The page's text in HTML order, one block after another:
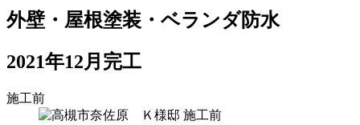
外壁・屋根塗装・ベランダ防水
2021年12月完工
施工前